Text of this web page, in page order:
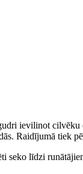
ievilinot
Raidījumā tiek
seko līdzi